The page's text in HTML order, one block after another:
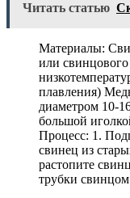
Читать статью
Материалы:
или
плавления)
диаметром 10-
большой
Процесс: 1.
свинец из
растопите
трубки